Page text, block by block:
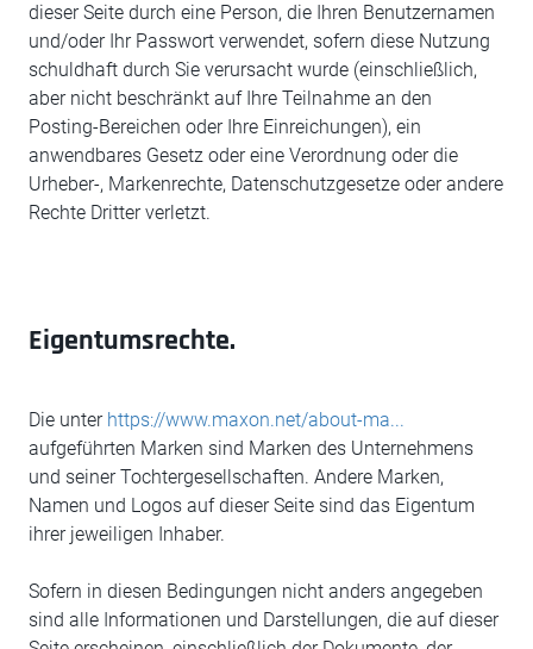
dieser Seite durch eine Person, die Ihren Benutzernamen
und/oder Ihr Passwort verwendet, sofern diese Nutzung
schuldhaft durch Sie verursacht wurde (einschließlich,
aber nicht beschränkt auf Ihre Teilnahme an den
Posting-Bereichen oder Ihre Einreichungen), ein
anwendbares Gesetz oder eine Verordnung oder die
Urheber-, Markenrechte, Datenschutzgesetze oder andere
Rechte Dritter verletzt.
Eigentumsrechte.
Die unter https://www.maxon.net/about-ma...
aufgeführten Marken sind Marken des Unternehmens
und seiner Tochtergesellschaften. Andere Marken,
Namen und Logos auf dieser Seite sind das Eigentum
ihrer jeweiligen Inhaber.
Sofern in diesen Bedingungen nicht anders angegeben
sind alle Informationen und Darstellungen, die auf dieser